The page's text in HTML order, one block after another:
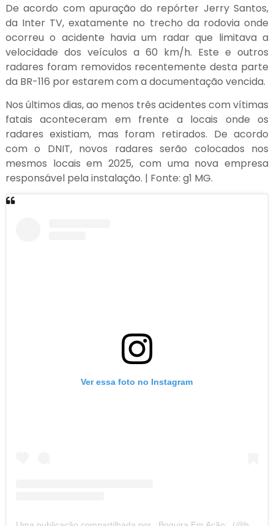
De acordo com apuração do repórter Jerry Santos,
da Inter TV, exatamente no trecho da rodovia onde
ocorreu o acidente havia um radar que limitava a
velocidade dos veículos a 60 km/h. Este e outros
radares foram removidos recentemente desta parte
da BR-116 por estarem com a documentação vencida.
Nos últimos dias, ao menos três acidentes com vítimas
fatais aconteceram em frente a locais onde os
radares existiam, mas foram retirados. De acordo
com o DNIT, novos radares serão colocados nos
mesmos locais em 2025, com uma nova empresa
responsável pela instalação. | Fonte: g1 MG.
Ver essa foto no Instagram